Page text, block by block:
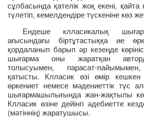
сұлбасында қателік жоқ екені, қайта
түлетіп, кемелдендіре түскеніне көз
Ендеше клласикалық
ағысындағы біртұтастыққа ие
қордаланып барып әр кезеңде
шығарма оны жаратқан
толысуымен, парасат-
қатысты. Клласик өзі өмір
өркениет немесе мәдениеттік түс
шығармашылығында жан-жақтылы
Клласик өзіне дейінгі әдебиетте
(мәтіннің) жаратушысы.